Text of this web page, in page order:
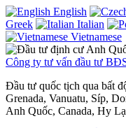
English
Greek
Italian
Vietnamese
Công ty tư vấn đầu tư
Đầu tư quốc tịch qua bất
Grenada, Vanuatu, Síp,
Anh Quốc, Canada, Hy